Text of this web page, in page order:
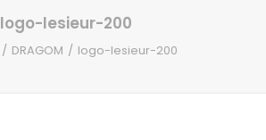
logo-lesieur-200
DRAGOM logo-lesieur-200